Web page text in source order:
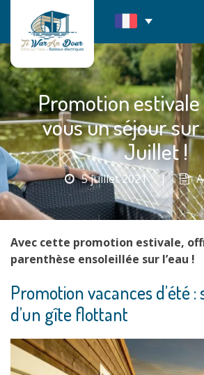
contenu
Promotion
vous un séjour sur
Juillet !
5 juillet 2021 |
Avec cette promotion estivale,
parenthèse ensoleillée sur l’eau !
Promotion vacances d’été
d’un gîte flottant